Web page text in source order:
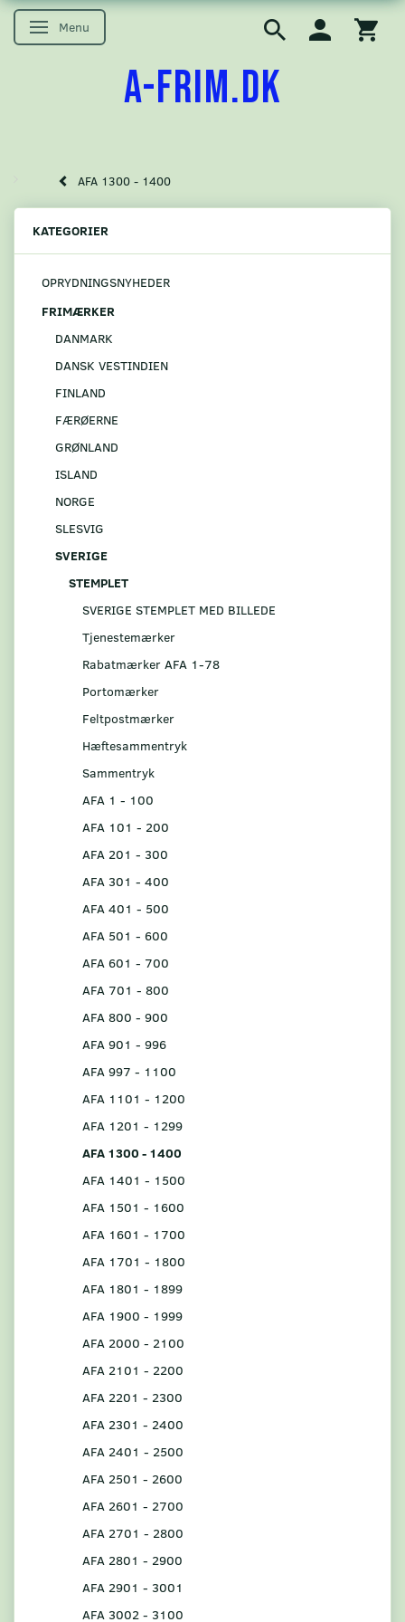
Skifte navigation
Menu
A-FRIM.DK
AFA 1300 - 1400
KATEGORIER
OPRYDNINGSNYHEDER
FRIMÆRKER
DANMARK
DANSK VESTINDIEN
FINLAND
FÆRØERNE
GRØNLAND
ISLAND
NORGE
SLESVIG
SVERIGE
STEMPLET
SVERIGE STEMPLET MED BILLEDE
Tjenestemærker
Rabatmærker AFA 1-78
Portomærker
Feltpostmærker
Hæftesammentryk
Sammentryk
AFA 1 - 100
AFA 101 - 200
AFA 201 - 300
AFA 301 - 400
AFA 401 - 500
AFA 501 - 600
AFA 601 - 700
AFA 701 - 800
AFA 800 - 900
AFA 901 - 996
AFA 997 - 1100
AFA 1101 - 1200
AFA 1201 - 1299
AFA 1300 - 1400
AFA 1401 - 1500
AFA 1501 - 1600
AFA 1601 - 1700
AFA 1701 - 1800
AFA 1801 - 1899
AFA 1900 - 1999
AFA 2000 - 2100
AFA 2101 - 2200
AFA 2201 - 2300
AFA 2301 - 2400
AFA 2401 - 2500
AFA 2501 - 2600
AFA 2601 - 2700
AFA 2701 - 2800
AFA 2801 - 2900
AFA 2901 - 3001
AFA 3002 - 3100